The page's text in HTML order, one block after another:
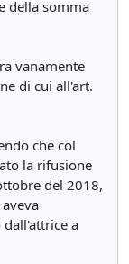
della somma
vanamente
di cui all'art.
che col
la rifusione
del 2018,
a